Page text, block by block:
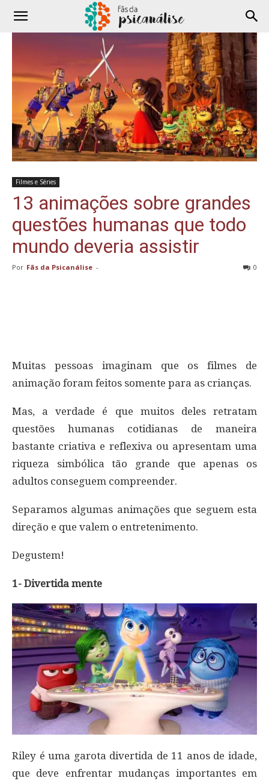
Filmes e Séries
13 animações sobre grandes
questões humanas que todo
mundo deveria assistir
Por Fãs da Psicanálise - 0
Muitas pessoas imaginam que os filmes de
animação foram feitos somente para as crianças.
Mas, a verdade é que muitos deles retratam
questões humanas cotidianas de maneira
bastante criativa e reflexiva ou apresentam uma
riqueza simbólica tão grande que apenas os
adultos conseguem compreender.
Separamos algumas animações que seguem esta
direção e que valem o entretenimento.
Degustem!
1- Divertida mente
Riley é uma garota divertida de 11 anos de idade,
que deve enfrentar mudanças importantes em